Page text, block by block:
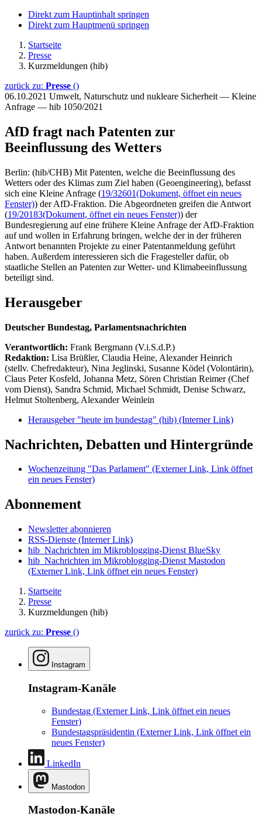
Direkt zum Hauptinhalt springen
Direkt zum Hauptmenü springen
Startseite
Presse
Kurzmeldungen (hib)
zurück zu: Presse ()
06.10.2021 Umwelt, Naturschutz und nukleare Sicherheit — Kleine
Anfrage — hib 1050/2021
AfD fragt nach Patenten zur
Beeinflussung des Wetters
Berlin: (hib/CHB) Mit Patenten, welche die Beeinflussung des
Wetters oder des Klimas zum Ziel haben (Geoengineering), befasst
sich eine Kleine Anfrage (19/32601(Dokument, öffnet ein neues
Fenster)) der AfD-Fraktion. Die Abgeordneten greifen die Antwort
(19/20183(Dokument, öffnet ein neues Fenster)) der
Bundesregierung auf eine frühere Kleine Anfrage der AfD-Fraktion
auf und wollen in Erfahrung bringen, welche der in der früheren
Antwort benannten Projekte zu einer Patentanmeldung geführt
haben. Außerdem interessieren sich die Fragesteller dafür, ob
staatliche Stellen an Patenten zur Wetter- und Klimabeeinflussung
beteiligt sind.
Herausgeber
Deutscher Bundestag, Parlamentsnachrichten
Verantwortlich: Frank Bergmann (V.i.S.d.P.)
Redaktion: Lisa Brüßler, Claudia Heine, Alexander Heinrich
(stellv. Chefredakteur), Nina Jeglinski, Susanne Ködel (Volontärin),
Claus Peter Kosfeld, Johanna Metz, Sören Christian Reimer (Chef
vom Dienst), Sandra Schmid, Michael Schmidt, Denise Schwarz,
Helmut Stoltenberg, Alexander Weinlein
Herausgeber "heute im bundestag" (hib) (Interner Link)
Nachrichten, Debatten und Hintergründe
Wochenzeitung "Das Parlament" (Externer Link, Link öffnet
ein neues Fenster)
Abonnement
Newsletter abonnieren
RSS-Dienste (Interner Link)
hib_Nachrichten im Mikroblogging-Dienst BlueSky
hib_Nachrichten im Mikroblogging-Dienst Mastodon
(Externer Link, Link öffnet ein neues Fenster)
Startseite
Presse
Kurzmeldungen (hib)
zurück zu: Presse ()
Instagram
Instagram-Kanäle
Bundestag (Externer Link, Link öffnet ein neues
Fenster)
Bundestagspräsidentin (Externer Link, Link öffnet ein
neues Fenster)
LinkedIn
Mastodon
Mastodon-Kanäle